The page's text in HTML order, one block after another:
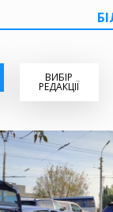
ВИБІР
РЕДАКЦІЇ